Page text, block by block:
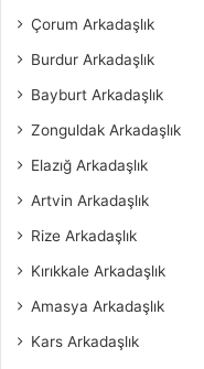
Çorum Arkadaşlık
Burdur Arkadaşlık
Bayburt Arkadaşlık
Zonguldak Arkadaşlık
Elazığ Arkadaşlık
Artvin Arkadaşlık
Rize Arkadaşlık
Kırıkkale Arkadaşlık
Amasya Arkadaşlık
Kars Arkadaşlık